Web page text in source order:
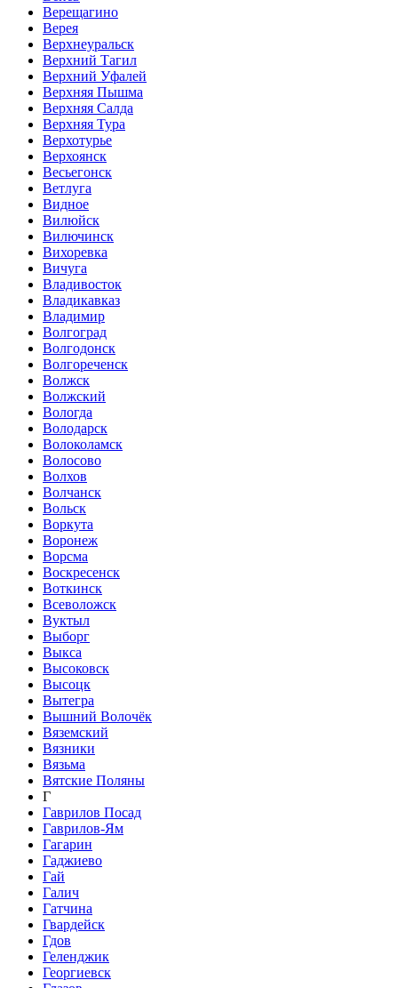
Верещагино
Верея
Верхнеуральск
Верхний Тагил
Верхний Уфалей
Верхняя Пышма
Верхняя Салда
Верхняя Тура
Верхотурье
Верхоянск
Весьегонск
Ветлуга
Видное
Вилюйск
Вилючинск
Вихоревка
Вичуга
Владивосток
Владикавказ
Владимир
Волгоград
Волгодонск
Волгореченск
Волжск
Волжский
Вологда
Володарск
Волоколамск
Волосово
Волхов
Волчанск
Вольск
Воркута
Воронеж
Ворсма
Воскресенск
Воткинск
Всеволожск
Вуктыл
Выборг
Выкса
Высоковск
Высоцк
Вытегра
Вышний Волочёк
Вяземский
Вязники
Вязьма
Вятские Поляны
Г
Гаврилов Посад
Гаврилов-Ям
Гагарин
Гаджиево
Гай
Галич
Гатчина
Гвардейск
Гдов
Геленджик
Георгиевск